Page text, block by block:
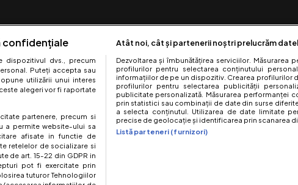
Urmărește-ne pe:
site este creat si administrat de Digital Antena Group. Toate drepturile
confidențiale
dispozitivul dvs., precum
Puteți accepta sau
utilizării unui interes
alegeri vor fi raportate
partenere, precum si
a permite website-ului sa
afisate in functie de
retelelor de socializare si
de art. 15-22 din GDPR in
pot fi exercitate prin
tuturor Tehnologiilor
Atât noi, cât și partenerii noștri prelucrăm
Dezvoltarea și îmbunătățirea serviciilor. Măsurarea
profilurilor pentru selectarea conținutului
informațiilor de pe un dispozitiv. Crearea profilurilor
profilurilor pentru selectarea publicității
publicitate personalizată. Măsurarea performanței
prin statistici sau combinații de date din surse
a selecta conținutul. Utilizarea de date limitate
precise de geolocație și identificarea prin scanarea
Listă parteneri (furnizori)